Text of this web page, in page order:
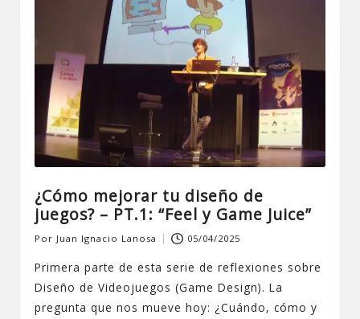
¿Cómo mejorar tu diseño de
juegos? – PT.1: “Feel y Game Juice”
Publicado
por
Por Juan Ignacio Lanosa 05/04/2025
Primera parte de esta serie de reflexiones sobre
Diseño de Videojuegos (Game Design). La
pregunta que nos mueve hoy: ¿Cuándo, cómo y